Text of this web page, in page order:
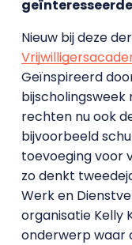
Nieuw bij deze
Geïnspireerd
bijscholingsweek
rechten nu ook
bijvoorbeeld
toevoeging voor
zo denkt
Werk en
organisatie Kelly
onderwerp waar